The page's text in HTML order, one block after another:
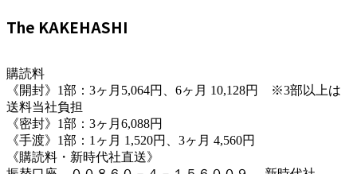
The KAKEHASHI
購読料
《開封》1部：3ヶ月5,064円、6ヶ月 10,128円 ※3部以上は
送料当社負担
《密封》1部：3ヶ月6,088円
《手渡》1部：1ヶ月 1,520円、3ヶ月 4,560円
《購読料・新時代社直送》